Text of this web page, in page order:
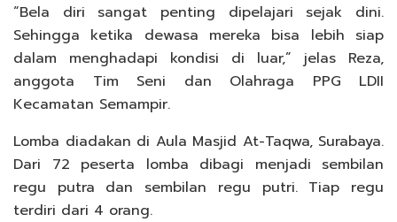
“Bela diri sangat penting dipelajari sejak dini.
Sehingga ketika dewasa mereka bisa lebih siap
dalam menghadapi kondisi di luar,” jelas Reza,
anggota Tim Seni dan Olahraga PPG LDII
Kecamatan Semampir.
Lomba diadakan di Aula Masjid At-Taqwa, Surabaya.
Dari 72 peserta lomba dibagi menjadi sembilan
regu putra dan sembilan regu putri. Tiap regu
terdiri dari 4 orang.